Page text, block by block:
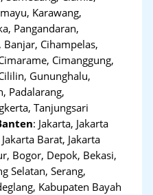
Karawang,
Pangandaran,
Cihampelas,
Cimanggung,
Gununghalu,
Padalarang,
Tanjungsari
: Jakarta, Jakarta
Barat, Jakarta
Bogor, Depok, Bekasi,
Selatan, Serang,
Kabupaten Bayah